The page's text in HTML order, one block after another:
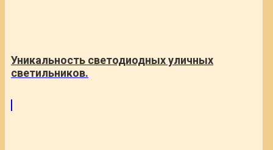
Уникальность светодиодных уличных
светильников.